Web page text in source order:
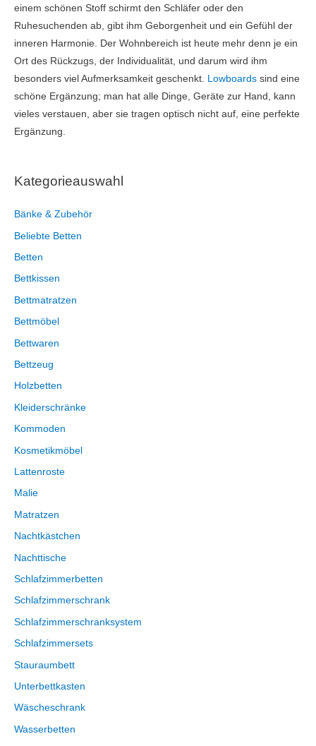
Kategorieauswahl
Bänke & Zubehör
Beliebte Betten
Betten
Bettkissen
Bettmatratzen
Bettmöbel
Bettwaren
Bettzeug
Holzbetten
Kleiderschränke
Kommoden
Kosmetikmöbel
Lattenroste
Malie
Matratzen
Nachtkästchen
Nachttische
Schlafzimmerbetten
Schlafzimmerschrank
Schlafzimmerschranksystem
Schlafzimmersets
Stauraumbett
Unterbettkasten
Wäscheschrank
Wasserbetten
einem schönen Stoff schirmt den Schläfer oder den
Ruhesuchenden ab, gibt ihm Geborgenheit und ein Gefühl der
inneren Harmonie. Der Wohnbereich ist heute mehr denn je ein
Ort des Rückzugs, der Individualität, und darum wird ihm
besonders viel Aufmerksamkeit geschenkt. Lowboards sind eine
schöne Ergänzung; man hat alle Dinge, Geräte zur Hand, kann
vieles verstauen, aber sie tragen optisch nicht auf, eine perfekte
Ergänzung.